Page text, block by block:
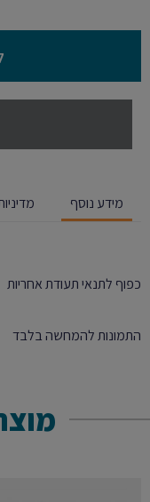
מידע נוסף
כפוף לתנאי תעודת אחריות
התמונות להמחשה בלבד